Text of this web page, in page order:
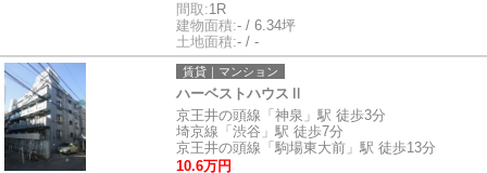
間取:1R
建物面積:- / 6.34坪
土地面積:- / -
賃貸｜マンション
ハーベストハウスⅡ
京王井の頭線「神泉」駅 徒歩3分
埼京線「渋谷」駅 徒歩7分
京王井の頭線「駒場東大前」駅 徒歩13分
10.6万円